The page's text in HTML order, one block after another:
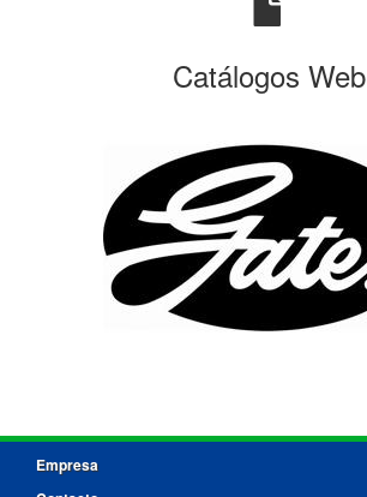
Catálogos Web
Empresa